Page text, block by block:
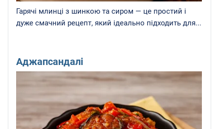
Гарячі млинці з шинкою та сиром — це простий і
дуже смачний рецепт, який ідеально підходить для...
Аджапсандалі